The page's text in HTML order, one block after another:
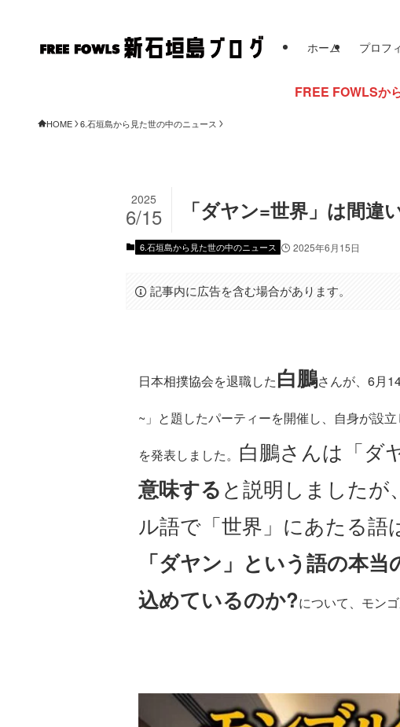
ホーム プロフ
FREE FOWLSからのお知らせ
HOME 6.石垣島から見た世の中のニュース
「ダヤン=世界」は間違
2025
6/15
6.石垣島から見た世の中のニュース 2025年6月15日
記事内に広告を含む場合があります。
日本相撲協会を退職した白鵬さんが、6月
~」と題したパーティーを開催し、自身が設立
を発表しました。 白鵬さんは「ダ
意味すると説明しました
ル語で「世界」にあたる語
「ダヤン」という語の本当
込めているのか?について、モン